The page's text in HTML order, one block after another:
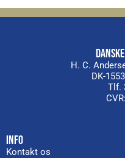
H. C.
DK-
Tlf.
INFO
Kontakt os